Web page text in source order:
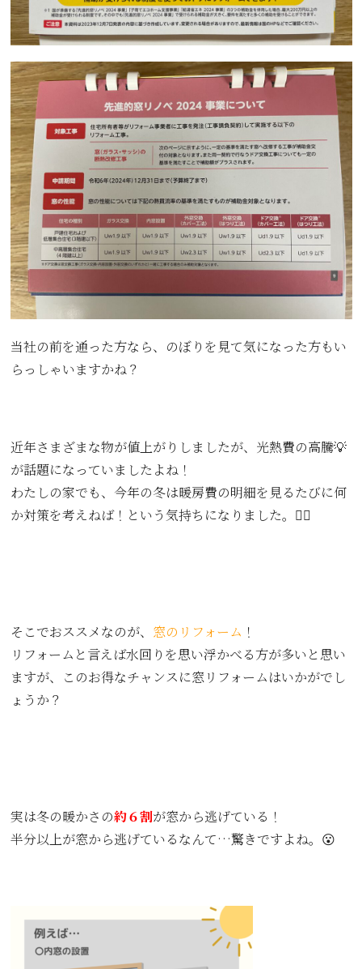
当社の前を通った方なら、のぼりを見て気になった方もい
らっしゃいますかね？
近年さまざまな物が値上がりしましたが、光熱費の高騰💡
が話題になっていましたよね！
わたしの家でも、今年の冬は暖房費の明細を見るたびに何
か対策を考えねば！という気持ちになりました。🤦‍♀️
そこでおススメなのが、 窓のリフォーム ！
リフォームと言えば水回りを思い浮かべる方が多いと思い
ますが、このお得なチャンスに窓リフォームはいかがでし
ょうか？
実は冬の暖かさの約６割が窓から逃げている！
半分以上が窓から逃げているなんて…驚きですよね。😮